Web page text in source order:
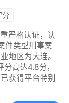
分
严格认证，认
件类型刑事案
地区为大连。
高达4.8分，
获得平台特别